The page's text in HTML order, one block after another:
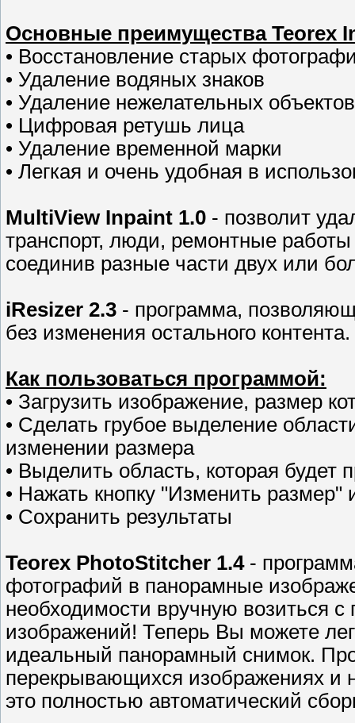
Основные преимущества Teorex
• Восстановление старых
• Удаление водяных знаков
• Удаление нежелательных объектов
• Цифровая ретушь лица
• Удаление временной марки
• Легкая и очень удобная в
MultiView Inpaint 1.0 - позволит
транспорт, люди, ремонтные
соединив разные части двух или
iResizer 2.3 - программа,
без изменения остального контента.
Как пользоваться программой:
• Загрузить изображение, размер
• Сделать грубое выделение
изменении размера
• Выделить область, которая будет
• Нажать кнопку "Изменить размер"
• Сохранить результаты
Teorex PhotoStitcher 1.4-
фотографий в панорамные
необходимости вручную возиться
изображений! Теперь Вы можете
идеальный панорамный снимок.
перекрывающихся изображениях и
это полностью автоматический